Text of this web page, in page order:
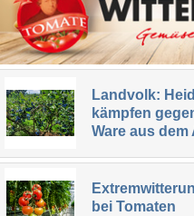
Landvolk:
kämpfen
Ware aus dem
bei Tomaten